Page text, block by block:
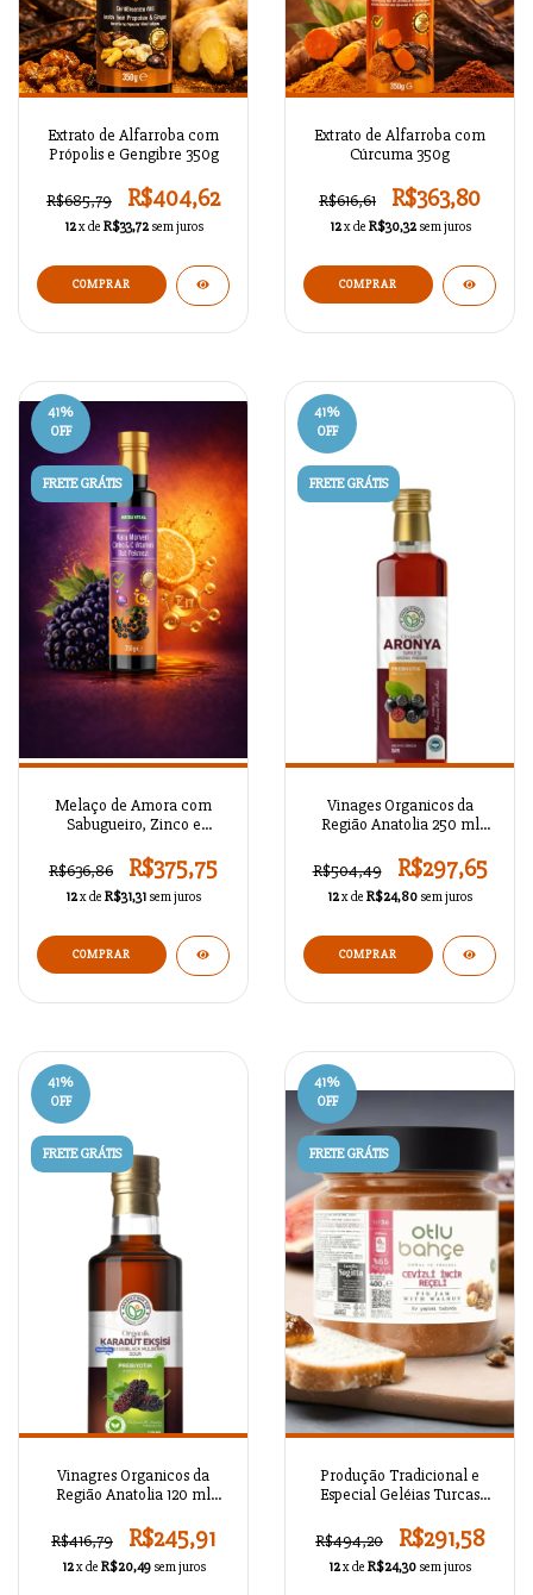
Extrato de Alfarroba com
Própolis e Gengibre 350g
R$685,79 R$404,62
12x de R$33,72 sem juros
Extrato de Alfarroba com
Cúrcuma 350g
R$616,61 R$363,80
12x de R$30,32 sem juros
41%
OFF
FRETE GRÁTIS
Melaço de Amora com
Sabugueiro, Zinco e
R$636,86
R$375,75
12x de R$31,31 sem juros
41%
OFF
FRETE GRÁTIS
Vinages Organicos da
Região Anatolia 250 ml
R$504,49
R$297,65
12x de R$24,80 sem juros
COMPRAR
41%
OFF
FRETE GRÁTIS
Vinagres Organicos da
Região Anatolia 120 ml
R$416,79
R$245,91
12x de R$20,49 sem juros
41%
OFF
FRETE GRÁTIS
Produção Tradicional e
Especial Geléias Turcas
R$494,20
R$291,58
12x de R$24,30 sem juros